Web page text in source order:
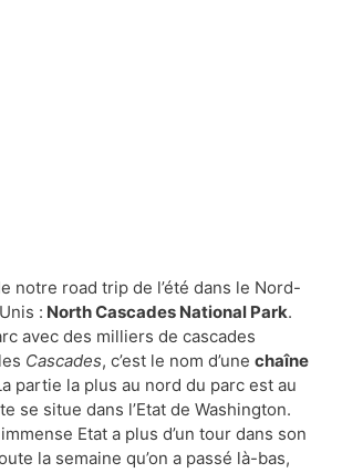
notre road trip de l’été dans le Nord-
: North Cascades National Park.
avec des milliers de cascades
Cascades, c’est le nom d’une chaîne
partie la plus au nord du parc est au
se situe dans l’Etat de Washington.
Etat a plus d’un tour dans son
la semaine qu’on a passé là-bas,